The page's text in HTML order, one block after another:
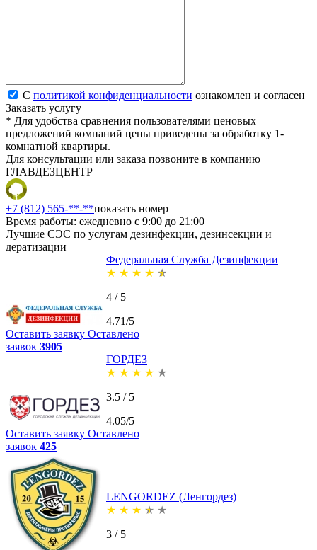
С политикой конфиденциальности ознакомлен и согласен
Заказать услугу
* Для удобства сравнения пользователями ценовых
предложений компаний цены приведены за обработку 1-
комнатной квартиры.
Для консультации или заказа позвоните в компанию
ГЛАВДЕЗЦЕНТР
+7 (812) 565-**-**показать номер
Время работы: ежедневно с 9:00 до 21:00
Лучшие СЭС по услугам дезинфекции, дезинсекции и
дератизации
Федеральная Служба Дезинфекции
★ ★ ★ ★ ★
4 / 5
4.71/5
Оставить заявку Оставлено
заявок 3905
ГОРДЕЗ
★ ★ ★ ★ ★
3.5 / 5
4.05/5
Оставить заявку Оставлено
заявок 425
LENGORDEZ (Ленгордез)
★ ★ ★ ★ ★
3 / 5